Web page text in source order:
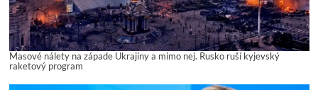
Masové nálety na západe Ukrajiny a mimo nej. Rusko ruší kyjevský
raketový program